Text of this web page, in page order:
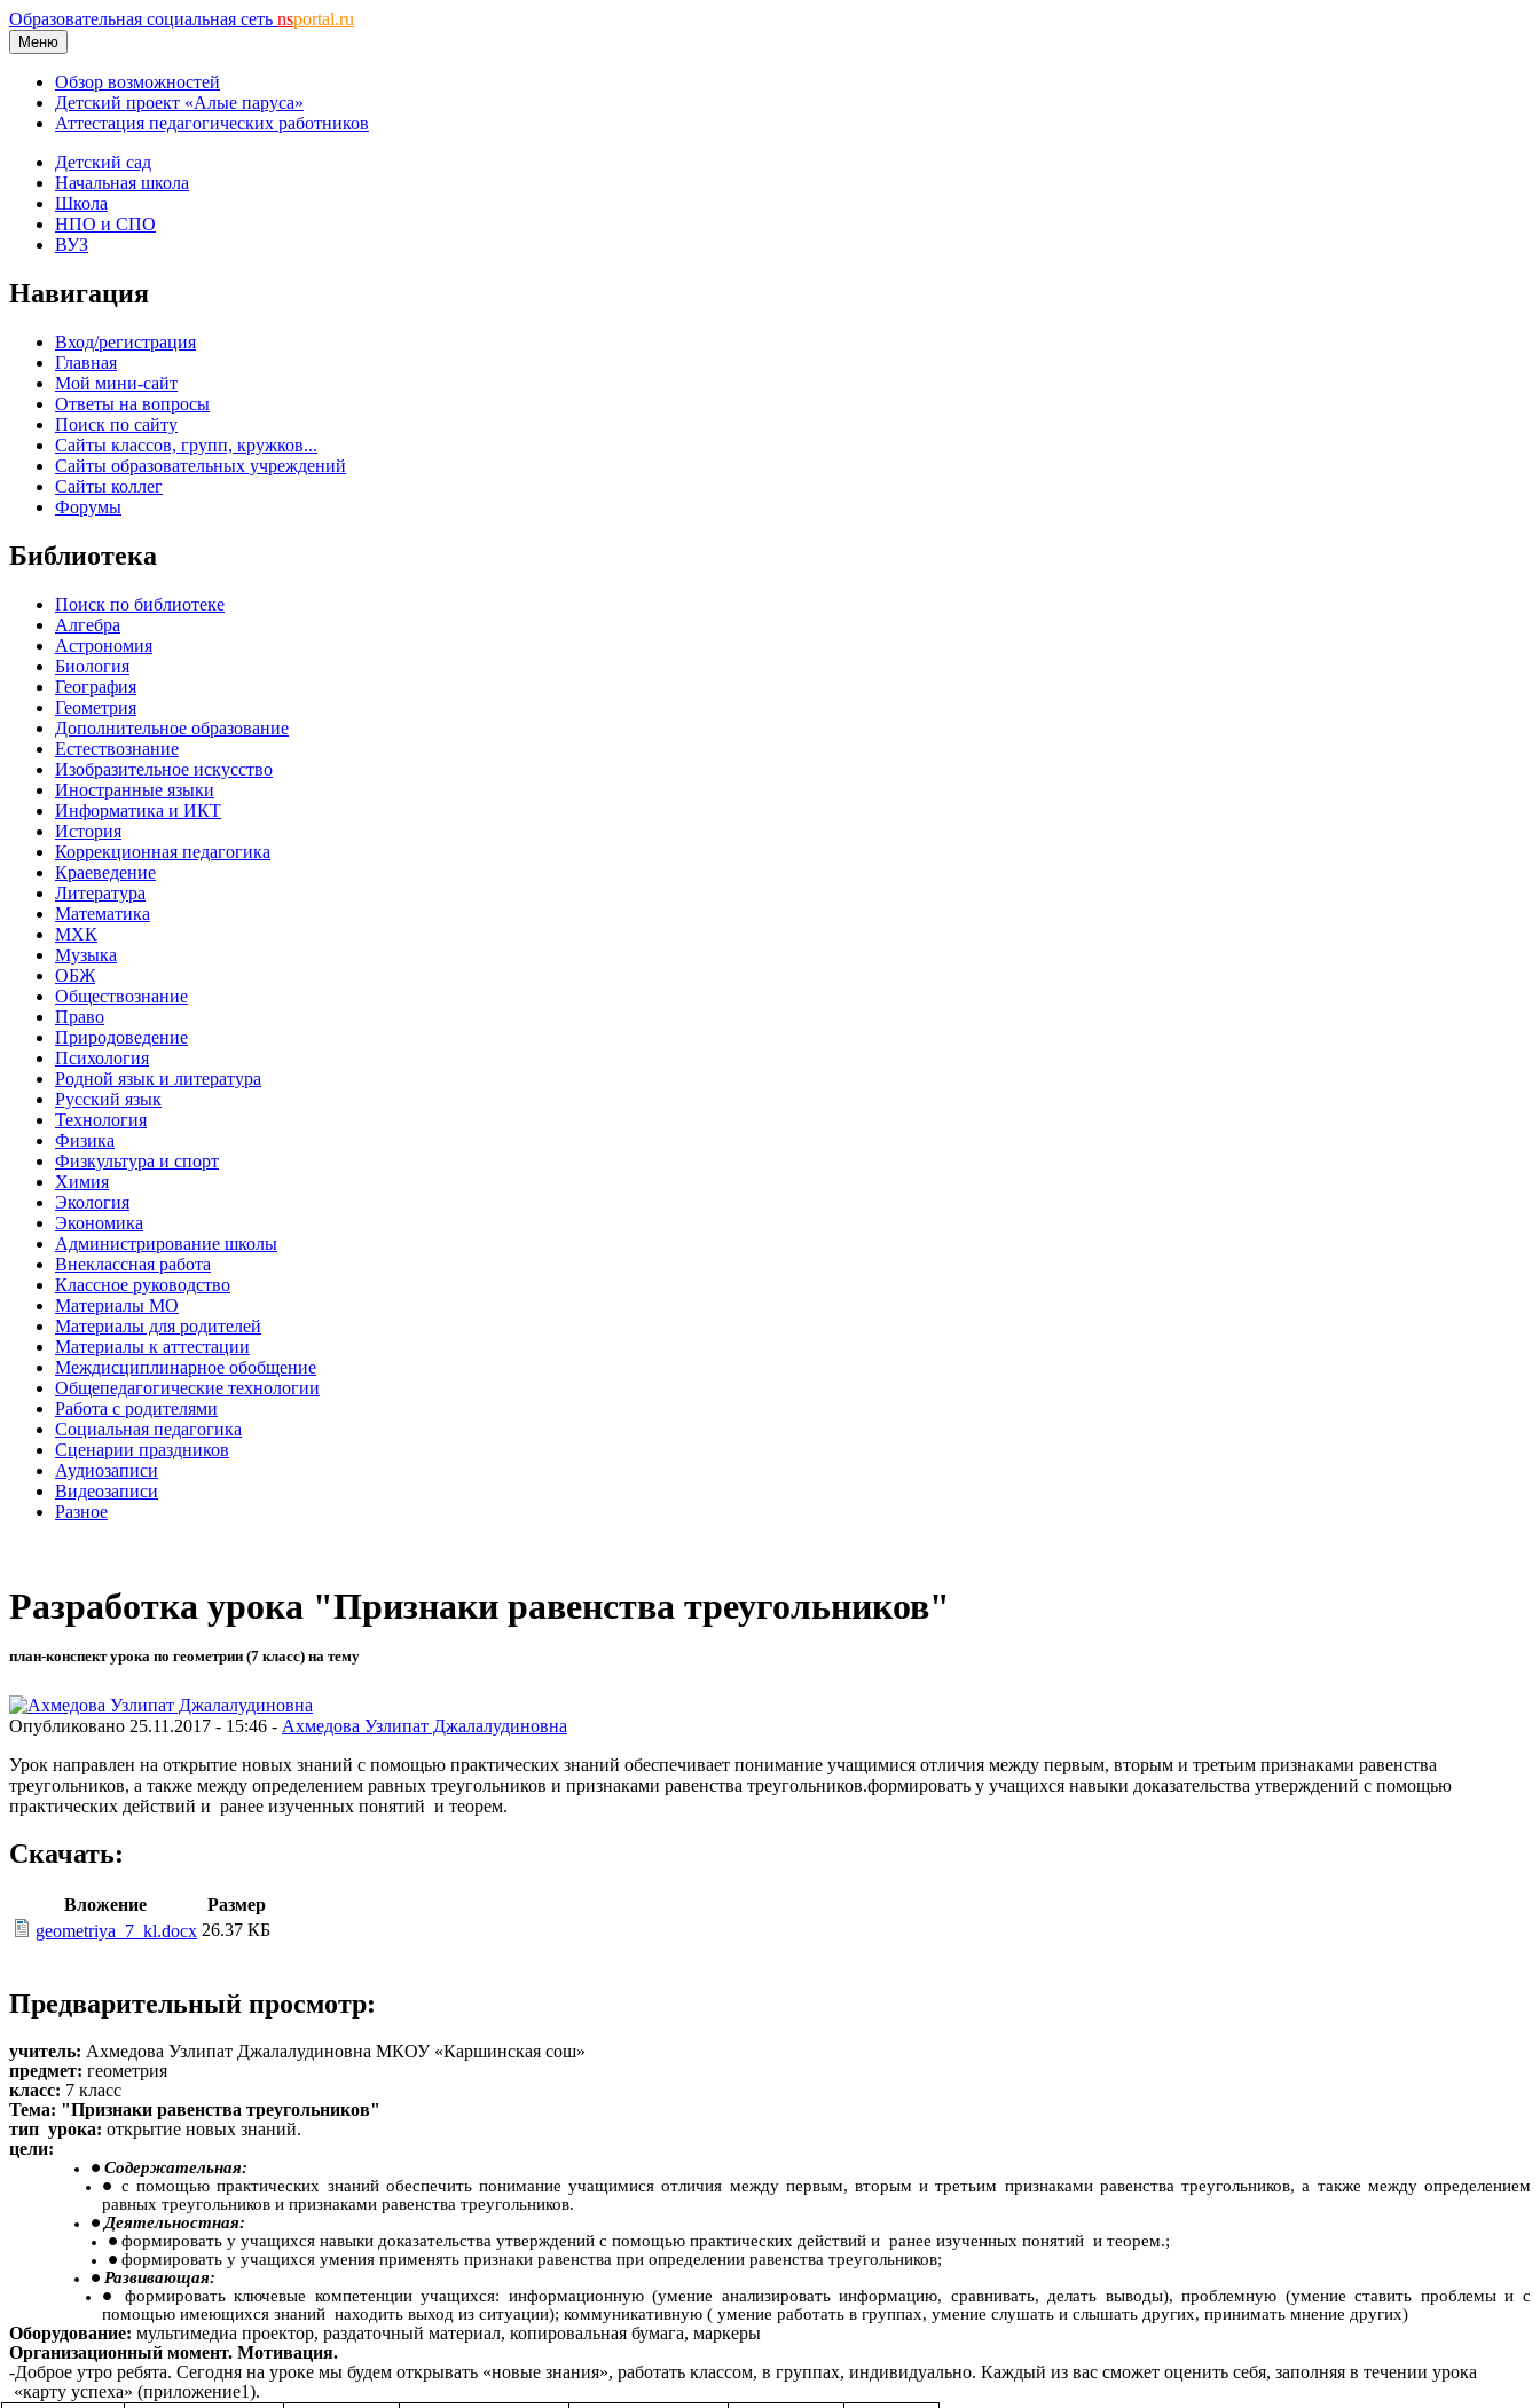
Образовательная социальная сеть nsportal.ru
Меню
Обзор возможностей
Детский проект «Алые паруса»
Аттестация педагогических работников
Детский сад
Начальная школа
Школа
НПО и СПО
ВУЗ
Навигация
Вход/регистрация
Главная
Мой мини-сайт
Ответы на вопросы
Поиск по сайту
Сайты классов, групп, кружков...
Сайты образовательных учреждений
Сайты коллег
Форумы
Библиотека
Поиск по библиотеке
Алгебра
Астрономия
Биология
География
Геометрия
Дополнительное образование
Естествознание
Изобразительное искусство
Иностранные языки
Информатика и ИКТ
История
Коррекционная педагогика
Краеведение
Литература
Математика
МХК
Музыка
ОБЖ
Обществознание
Право
Природоведение
Психология
Родной язык и литература
Русский язык
Технология
Физика
Физкультура и спорт
Химия
Экология
Экономика
Администрирование школы
Внеклассная работа
Классное руководство
Материалы МО
Материалы для родителей
Материалы к аттестации
Междисциплинарное обобщение
Общепедагогические технологии
Работа с родителями
Социальная педагогика
Сценарии праздников
Аудиозаписи
Видеозаписи
Разное
Разработка урока "Признаки равенства треугольников"
план-конспект урока по геометрии (7 класс) на тему
Опубликовано 25.11.2017 - 15:46 - Ахмедова Узлипат Джалалудиновна
Урок направлен на открытие новых знаний с помощью практических знаний обеспечивает понимание учащимися отличия между первым, вторым и третьим признаками равенства
треугольников, а также между определением равных треугольников и признаками равенства треугольников.формировать у учащихся навыки доказательства утверждений с помощью
практических действий и ранее изученных понятий и теорем.
Скачать:
Вложение
Размер
geometriya_7_kl.docx 26.37 КБ
Предварительный просмотр:
учитель: Ахмедова Узлипат Джалалудиновна МКОУ «Каршинская сош»
предмет: геометрия
класс: 7 класс
Тема: "Признаки равенства треугольников"
тип урока: открытие новых знаний.
цели:
Содержательная:
с помощью практических знаний обеспечить понимание учащимися отличия между первым, вторым и третьим признаками равенства треугольников, а также между определением
равных треугольников и признаками равенства треугольников.
Деятельностная:
формировать у учащихся навыки доказательства утверждений с помощью практических действий и ранее изученных понятий и теорем.;
формировать у учащихся умения применять признаки равенства при определении равенства треугольников;
Развивающая:
формировать ключевые компетенции учащихся: информационную (умение анализировать информацию, сравнивать, делать выводы), проблемную (умение ставить проблемы и с
помощью имеющихся знаний находить выход из ситуации); коммуникативную ( умение работать в группах, умение слушать и слышать других, принимать мнение других)
Оборудование: мультимедиа проектор, раздаточный материал, копировальная бумага, маркеры
Организационный момент. Мотивация.
-Доброе утро ребята. Сегодня на уроке мы будем открывать «новые знания», работать классом, в группах, индивидуально. Каждый из вас сможет оценить себя, заполняя в течении урока
«карту успеха» (приложение1).